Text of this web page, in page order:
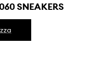
SNEAKERS